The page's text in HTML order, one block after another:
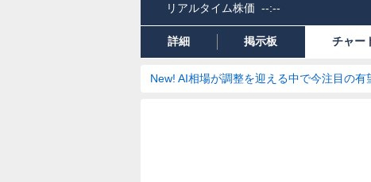
リアルタイム株価 --:--
詳細 掲示板 チャー
New! AI相場が調整を迎える中で今注目の